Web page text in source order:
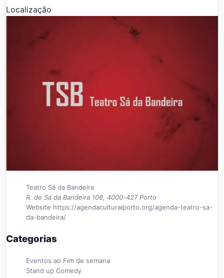
Localização
Teatro Sá da Bandeira
R. de Sá da Bandeira 108, 4000-427 Porto
Website https://agendaculturalporto.org/agenda-teatro-sa-
da-bandeira/
Categorias
Eventos ao Fim de semana
Stand up Comedy